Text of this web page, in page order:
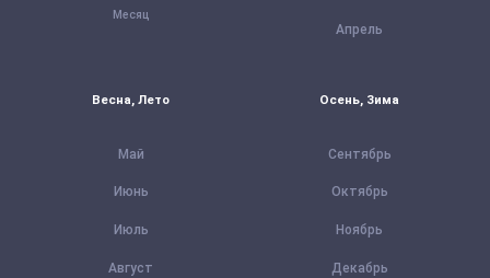
Месяц
Апрель
Весна, Лето
Май
Июнь
Июль
Август
Осень, Зима
Сентябрь
Октябрь
Ноябрь
Декабрь